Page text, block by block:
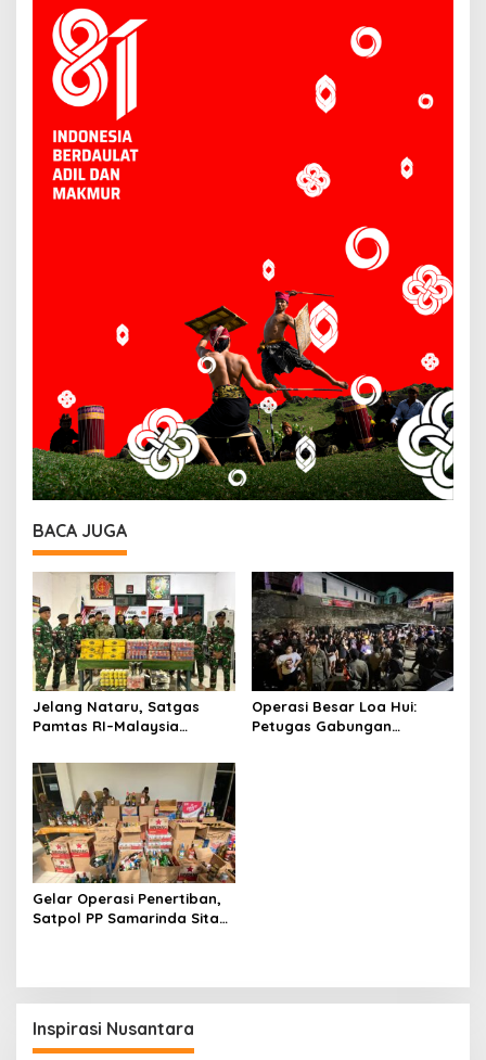
BACA JUGA
Jelang Nataru, Satgas
Pamtas RI–Malaysia
Miras Ilegal
Operasi Besar Loa Hui:
Petugas Gabungan
Gelar Operasi Penertiban,
Satpol PP Samarinda Sita
Inspirasi Nusantara